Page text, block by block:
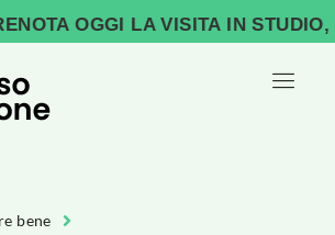
OGGI LA VISITA IN STUDIO,
bene